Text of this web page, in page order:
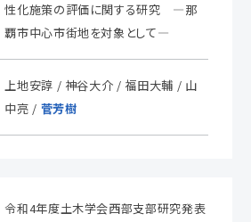
性化施策の評価に関する研究 ―那
覇市中心市街地を対象として―
上地安諄 / 神谷大介 / 福田大輔 / 山
中亮 / 菅芳樹
令和4年度土木学会西部支部研究発表